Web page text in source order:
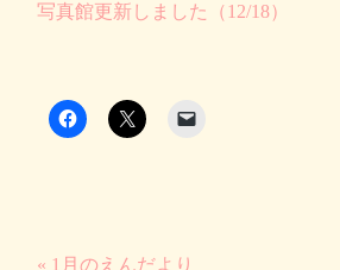
写真館更新しました（12/18）
« 1月のえんだより